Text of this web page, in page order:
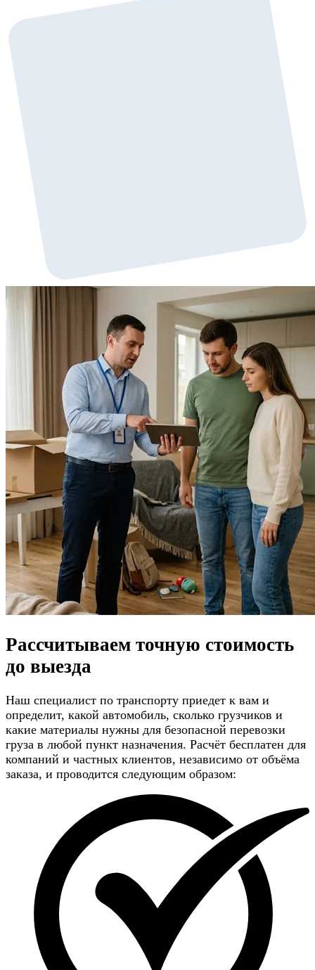
Рассчитываем точную стоимость
до выезда
Наш специалист по транспорту приедет к вам и
определит, какой автомобиль, сколько грузчиков и
какие материалы нужны для безопасной перевозки
груза в любой пункт назначения. Расчёт бесплатен для
компаний и частных клиентов, независимо от объёма
заказа, и проводится следующим образом: